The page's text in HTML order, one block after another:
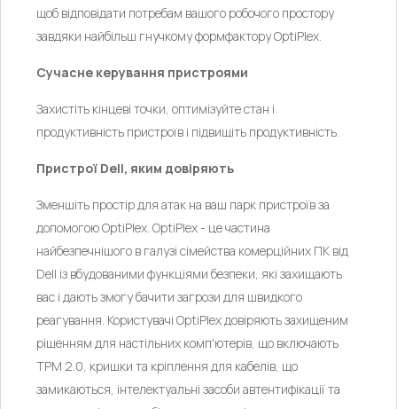
щоб відповідати потребам вашого робочого простору
завдяки найбільш гнучкому формфактору OptiPlex.
Сучасне керування пристроями
Захистіть кінцеві точки, оптимізуйте стан і
продуктивність пристроїв і підвищіть продуктивність.
Пристрої Dell, яким довіряють
Зменшіть простір для атак на ваш парк пристроїв за
допомогою OptiPlex. OptiPlex - це частина
найбезпечнішого в галузі сімейства комерційних ПК від
Dell із вбудованими функціями безпеки, які захищають
вас і дають змогу бачити загрози для швидкого
реагування. Користувачі OptiPlex довіряють захищеним
рішенням для настільних комп'ютерів, що включають
TPM 2.0, кришки та кріплення для кабелів, що
замикаються, інтелектуальні засоби автентифікації та